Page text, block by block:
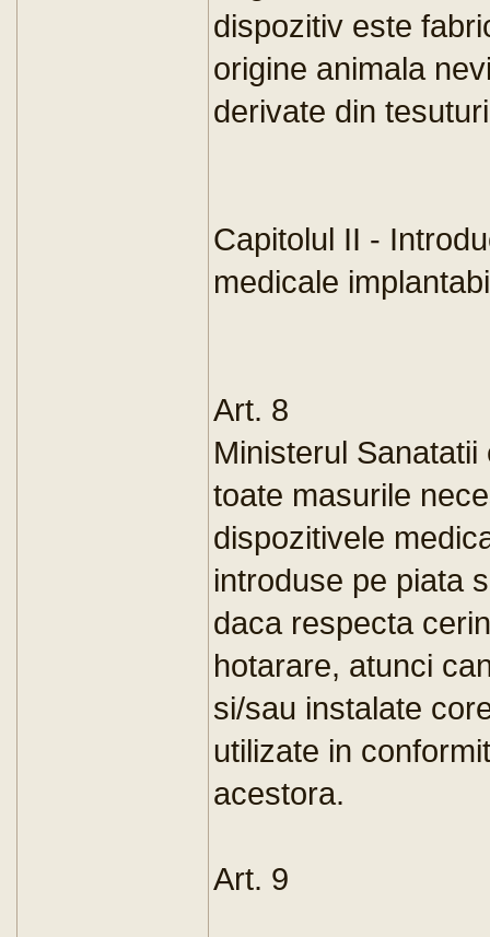
dispozitiv este
origine animala
derivate din
Capitolul II -
medicale
Art. 8
Ministerul
toate masurile
dispozitivele
introduse pe piata
daca respecta
hotarare, atunci
si/sau instalate
utilizate in
acestora.
Art. 9